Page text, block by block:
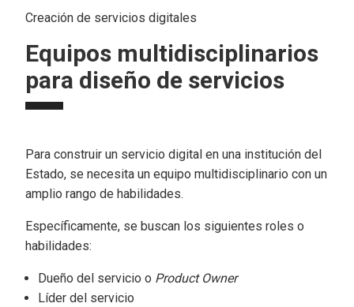
Creación de servicios digitales
Equipos multidisciplinarios
para diseño de servicios
Para construir un servicio digital en una institución del
Estado, se necesita un equipo multidisciplinario con un
amplio rango de habilidades.
Específicamente, se buscan los siguientes roles o
habilidades:
Dueño del servicio o Product Owner
Líder del servicio